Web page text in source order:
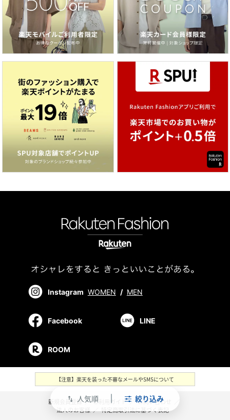
swap_vert 人気順 絞り込み
Instagram WOMEN / MEN
Facebook LINE
ROOM
【注意】楽天を装った不審なメールやSMSについて
新規会員登録 ／ ご利用ガイド ／ お問い合わせ
法人のお客様 ／ 特定商取引法に基づく表記